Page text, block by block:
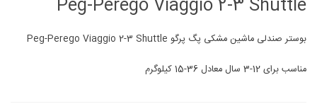
Peg-Perego Viaggio 2-3 Shuttle
بوستر صندلی ماشین مشکی پگ پرگو Peg-Perego Viaggio 2-3 Shuttle
مناسب برای 12-3 سال معادل 36-15 کیلوگرم